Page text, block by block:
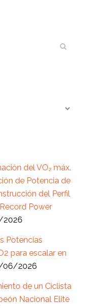
del VO₂ máx.
de Potencia de
del Perfil
Power
Potencias
para escalar en
06/2026
de un Ciclista
Nacional Elite